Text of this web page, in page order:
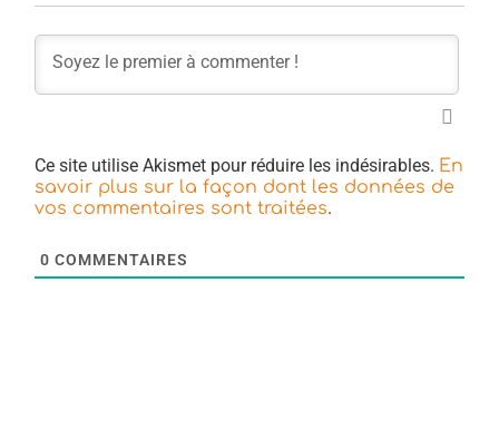
Ce site utilise Akismet pour réduire les indésirables. En
savoir plus sur la façon dont les données de
vos commentaires sont traitées.
0 COMMENTAIRES